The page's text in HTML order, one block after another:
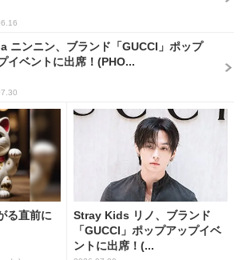
ニンニン、ブランド「GUCCI」ポップ
イベントに出席！(PHO...
る直前に
Stray Kids リノ、ブランド
「GUCCI」ポップアップイベ
ントに出席！(...